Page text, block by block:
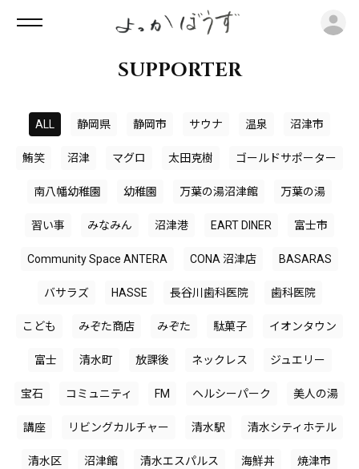
SUPPORTER
ALL 静岡県 静岡市 サウナ 温泉 沼津市
鮪笑 沼津 マグロ 太田克樹 ゴールドサポーター
南八幡幼稚園 幼稚園 万葉の湯沼津館 万葉の湯
習い事 みなみん 沼津港 EART DINER 富士市
Community Space ANTERA CONA 沼津店 BASARAS
バサラズ HASSE 長谷川歯科医院 歯科医院
こども みぞた商店 みぞた 駄菓子 イオンタウン
富士 清水町 放課後 ネックレス ジュエリー
宝石 コミュニティ FM ヘルシーパーク 美人の湯
講座 リビングカルチャー 清水駅 清水シティホテル
清水区 沼津館 清水エスパルス 海鮮丼 焼津市